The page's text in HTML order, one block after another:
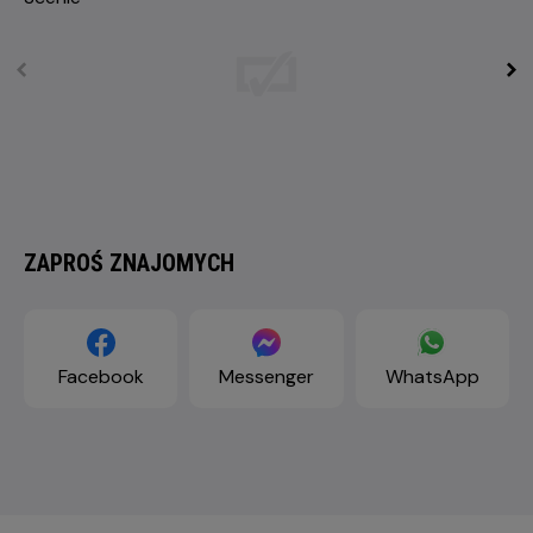
ZAPROŚ ZNAJOMYCH
Facebook Messenger WhatsApp